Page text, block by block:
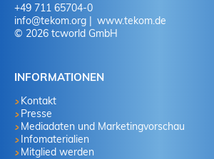
+49 711 65704-0
info@tekom.org
www.tekom.de
© 2026 tcworld GmbH
INFORMATIONEN
Kontakt
Presse
Mediadaten und Marketingvorschau
Infomaterialien
Mitglied werden